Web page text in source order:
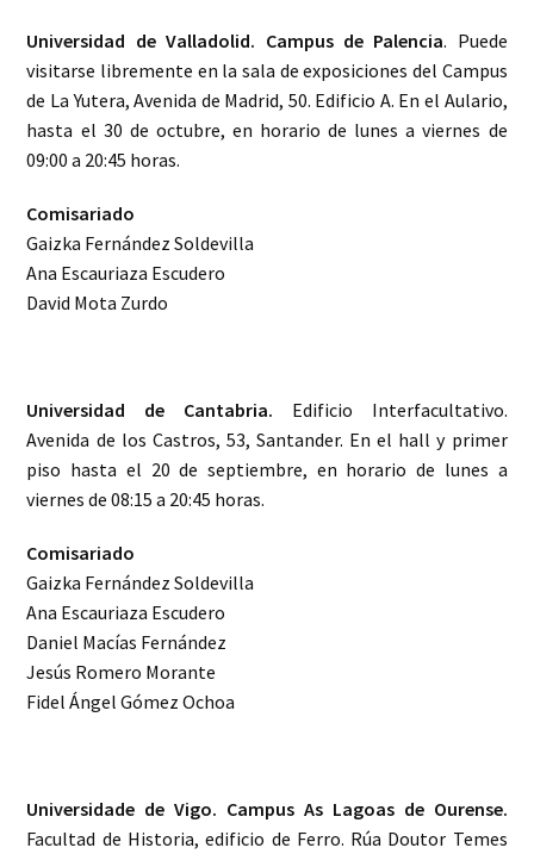
Universidad de Valladolid. Campus de Palencia. Puede
visitarse libremente en la sala de exposiciones del Campus
de La Yutera, Avenida de Madrid, 50. Edificio A. En el Aulario,
hasta el 30 de octubre, en horario de lunes a viernes de
09:00 a 20:45 horas.
Comisariado
Gaizka Fernández Soldevilla
Ana Escauriaza Escudero
David Mota Zurdo
Universidad de Cantabria. Edificio Interfacultativo.
Avenida de los Castros, 53, Santander. En el hall y primer
piso hasta el 20 de septiembre, en horario de lunes a
viernes de 08:15 a 20:45 horas.
Comisariado
Gaizka Fernández Soldevilla
Ana Escauriaza Escudero
Daniel Macías Fernández
Jesús Romero Morante
Fidel Ángel Gómez Ochoa
Universidade de Vigo. Campus As Lagoas de Ourense.
Facultad de Historia, edificio de Ferro. Rúa Doutor Temes